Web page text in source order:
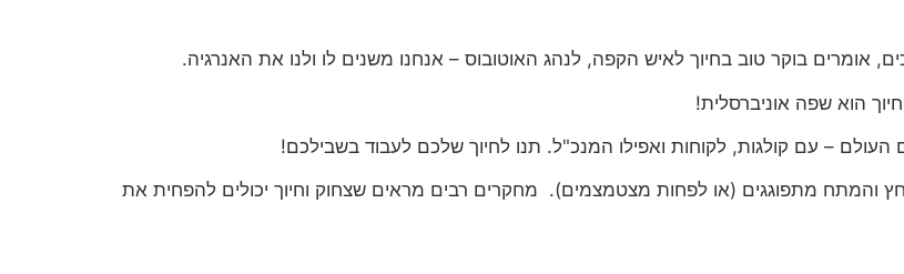
אומרים בוקר טוב בחיוך לאיש הקפה, לנהג האוטובוס – אנחנו משנים לו ולנו את האנרגיה.
הוא שפה אוניברסלית!
– עם קולגות, לקוחות ואפילו המנכ"ל. תנו לחיוך שלכם לעבוד בשבילכם!
והמתח מתפוגגים (או לפחות מצטמצמים). מחקרים רבים מראים שצחוק וחיוך יכולים להפחית את